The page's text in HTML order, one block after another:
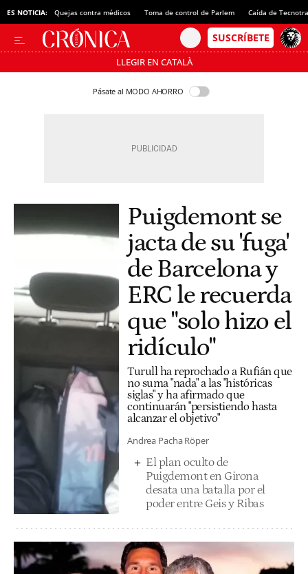
ES NOTICIA: Quejas contra médicos Toma de control de Parlem Caída de
LLEGIR EN CATALÀ
Pásate al MODO AHORRO
Puigdemont se
jacta de su 'fuga'
de Barcelona y
ERC le recuerda
que "solo hizo el
ridículo"
Turull ha reprochado a Rufián que
no suma "nada" a las "históricas
siglas" y ha afirmado que
continuarán "persistiendo hasta
alcanzar el objetivo"
Andrea Pacha Röper
El plan oculto de
Puigdemont en Girona
desata una batalla por el
poder entre Geis y Ribas